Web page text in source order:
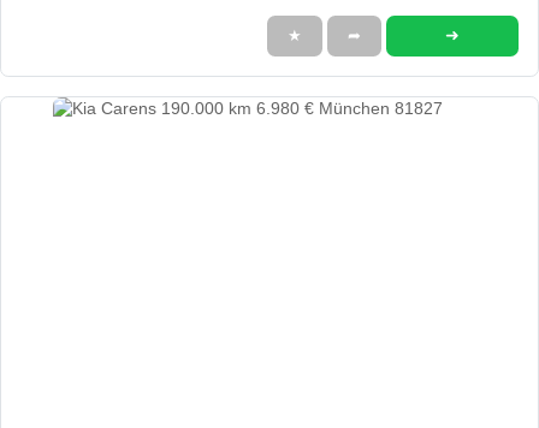
★ ➦ ➜